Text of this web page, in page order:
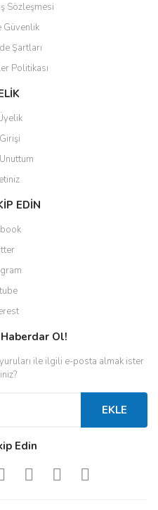
Sözleşmesi
Güvenlik
Şartları
Politikası
EDİN
Ol!
ile ilgili e-posta almak ister
EKLE
Edin